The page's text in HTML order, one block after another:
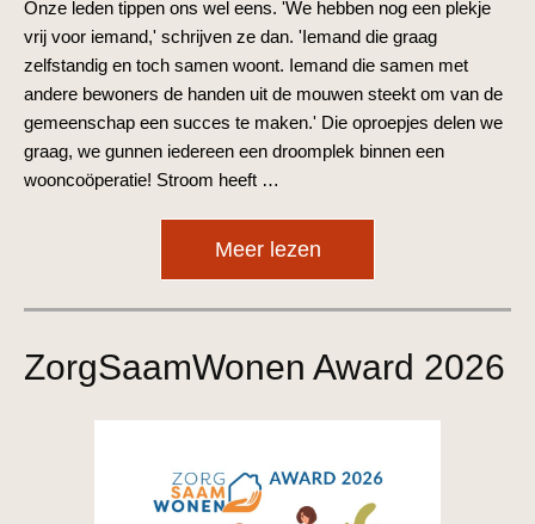
Onze leden tippen ons wel eens. 'We hebben nog een plekje
vrij voor iemand,' schrijven ze dan. 'Iemand die graag
zelfstandig en toch samen woont. Iemand die samen met
andere bewoners de handen uit de mouwen steekt om van de
gemeenschap een succes te maken.' Die oproepjes delen we
graag, we gunnen iedereen een droomplek binnen een
wooncoöperatie! Stroom heeft …
Meer lezen
ZorgSaamWonen Award 2026